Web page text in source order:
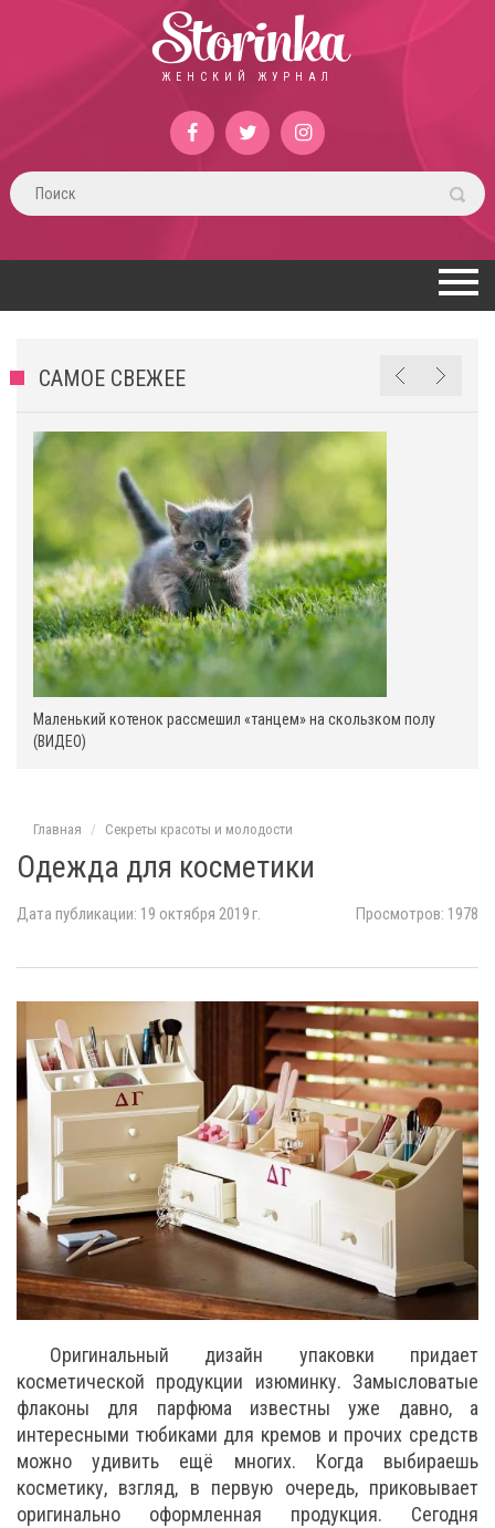
Storinka
ЖЕНСКИЙ ЖУРНАЛ
САМОЕ СВЕЖЕЕ
Маленький котенок рассмешил «танцем» на скользком полу
(ВИДЕО)
Главная Секреты красоты и молодости
Одежда для косметики
Дата публикации: 19 октября 2019 г. Просмотров: 1978
Оригинальный дизайн упаковки придает
косметической продукции изюминку. Замысловатые
флаконы для парфюма известны уже давно, а
интересными тюбиками для кремов и прочих средств
можно удивить ещё многих. Когда выбираешь
косметику, взгляд, в первую очередь, приковывает
оригинально оформленная продукция. Сегодня